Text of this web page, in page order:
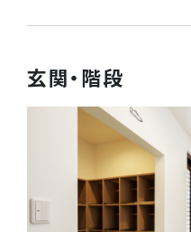
玄関・階段